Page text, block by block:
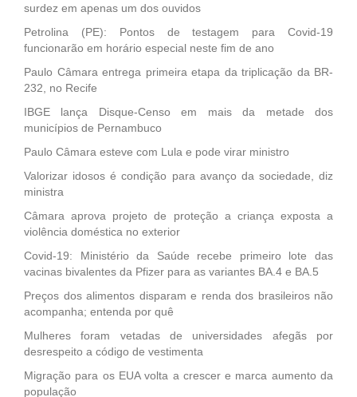
surdez em apenas um dos ouvidos
Petrolina (PE): Pontos de testagem para Covid-19
funcionarão em horário especial neste fim de ano
Paulo Câmara entrega primeira etapa da triplicação da BR-
232, no Recife
IBGE lança Disque-Censo em mais da metade dos
municípios de Pernambuco
Paulo Câmara esteve com Lula e pode virar ministro
Valorizar idosos é condição para avanço da sociedade, diz
ministra
Câmara aprova projeto de proteção a criança exposta a
violência doméstica no exterior
Covid-19: Ministério da Saúde recebe primeiro lote das
vacinas bivalentes da Pfizer para as variantes BA.4 e BA.5
Preços dos alimentos disparam e renda dos brasileiros não
acompanha; entenda por quê
Mulheres foram vetadas de universidades afegãs por
desrespeito a código de vestimenta
Migração para os EUA volta a crescer e marca aumento da
população